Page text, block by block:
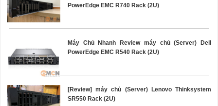
PowerEdge EMC R740 Rack (2U)
Máy Chủ Nhanh Review máy chủ (Server) Dell
PowerEdge EMC R540 Rack (2U)
[Review] máy chủ (Server) Lenovo Thinksystem
SR550 Rack (2U)